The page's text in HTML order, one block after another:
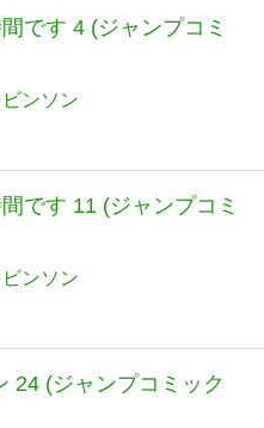
です 4 (ジャンプコミ
ンソン
です 11 (ジャンプコミ
ンソン
24 (ジャンプコミック